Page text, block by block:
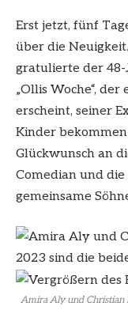
Erst jetzt, fünf
über die
gratulierte der 48-
„Ollis Woche“,
erscheint, seiner
Kinder
Glückwunsch an
Comedian und
gemeinsame
Amira Aly und Christian